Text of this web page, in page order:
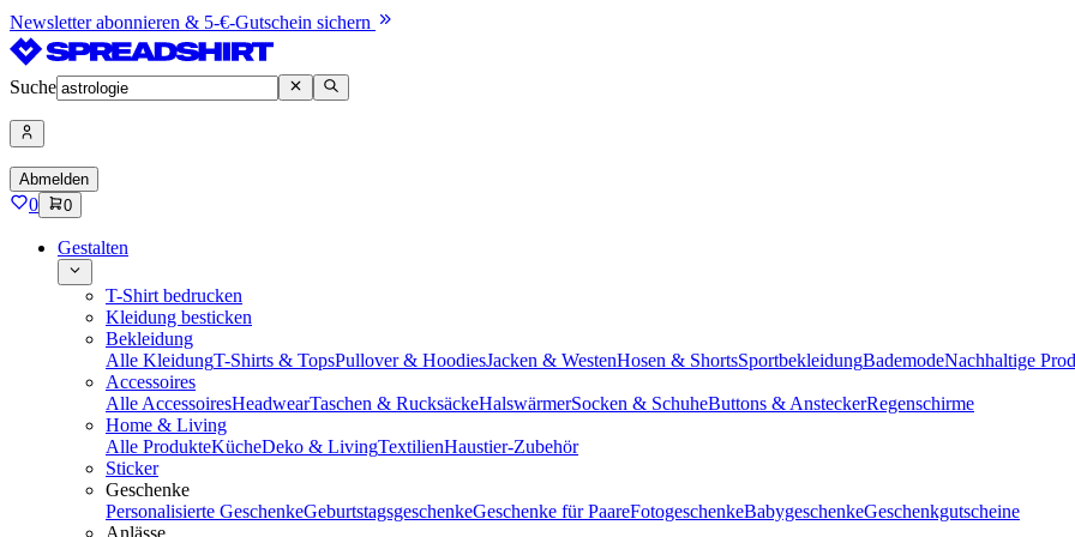
Newsletter abonnieren & 5-€-Gutschein sichern
Suche
Abmelden
0 0
Gestalten
T-Shirt bedrucken
Kleidung besticken
Bekleidung
Alle KleidungT-Shirts & TopsPullover & HoodiesJacken & WestenHosen & ShortsSportbekleidungBademodeNachhaltige
Accessoires
Alle AccessoiresHeadwearTaschen & RucksäckeHalswärmerSocken & SchuheButtons & AnsteckerRegenschirme
Home & Living
Alle ProdukteKücheDeko & LivingTextilienHaustier-Zubehör
Sticker
Geschenke
Personalisierte GeschenkeGeburtstagsgeschenkeGeschenke für PaareFotogeschenkeBabygeschenkeGeschenkgutscheine